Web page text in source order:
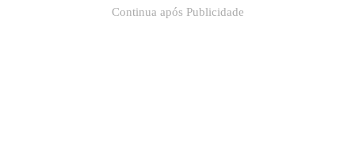
Continua após Publicidade